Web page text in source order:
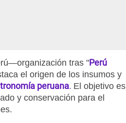
tras "Perú
el origen de los insumos y
peruana. El objetivo es
y conservación para el